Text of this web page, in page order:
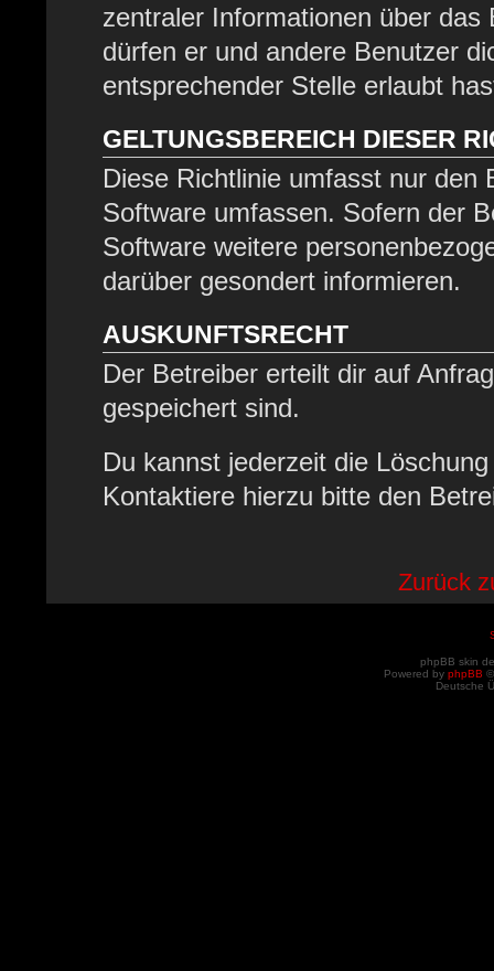
zentraler Informationen über
dürfen er und andere Benutzer
entsprechender Stelle erlaubt
GELTUNGSBEREICH DIESER
Diese Richtlinie umfasst nur den
Software umfassen. Sofern der
Software weitere
darüber gesondert informieren.
AUSKUNFTSRECHT
Der Betreiber erteilt dir auf
gespeichert sind.
Du kannst jederzeit die
Kontaktiere hierzu bitte den
Zurück
phpBB skin
Powered by phpBB
Deutsche